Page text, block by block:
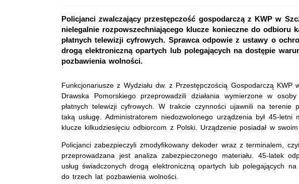
Policjanci zwalczający przestępczość gospodarczą z KWP w
nielegalnie rozpowszechniającego klucze konieczne do odbioru
płatnych telewizji cyfrowych. Sprawca odpowie z ustawy o
drogą elektroniczną opartych lub polegających na dostępie
pozbawienia wolności.
Funkcjonariusze z Wydziału dw. z Przestępczością Gospodarczą
Drawska Pomorskiego przeprowadzili działania wymierzone w
płatnych telewizji cyfrowych. W trakcie czynności ujawnili na terenie
taką usługę. Administratorem niedozwolonego urządzenia był 45-letni
klucze kilkudziesięciu odbiorcom z Polski. Urządzenie posiadał w swoim
Policjanci zabezpieczyli zmodyfikowany dekoder wraz z terminalem,
przeprowadzana jest analiza zabezpieczonego materiału. 45-latek
usług świadczonych drogą elektroniczną opartych lub polegających
do trzech lat pozbawienia wolności.